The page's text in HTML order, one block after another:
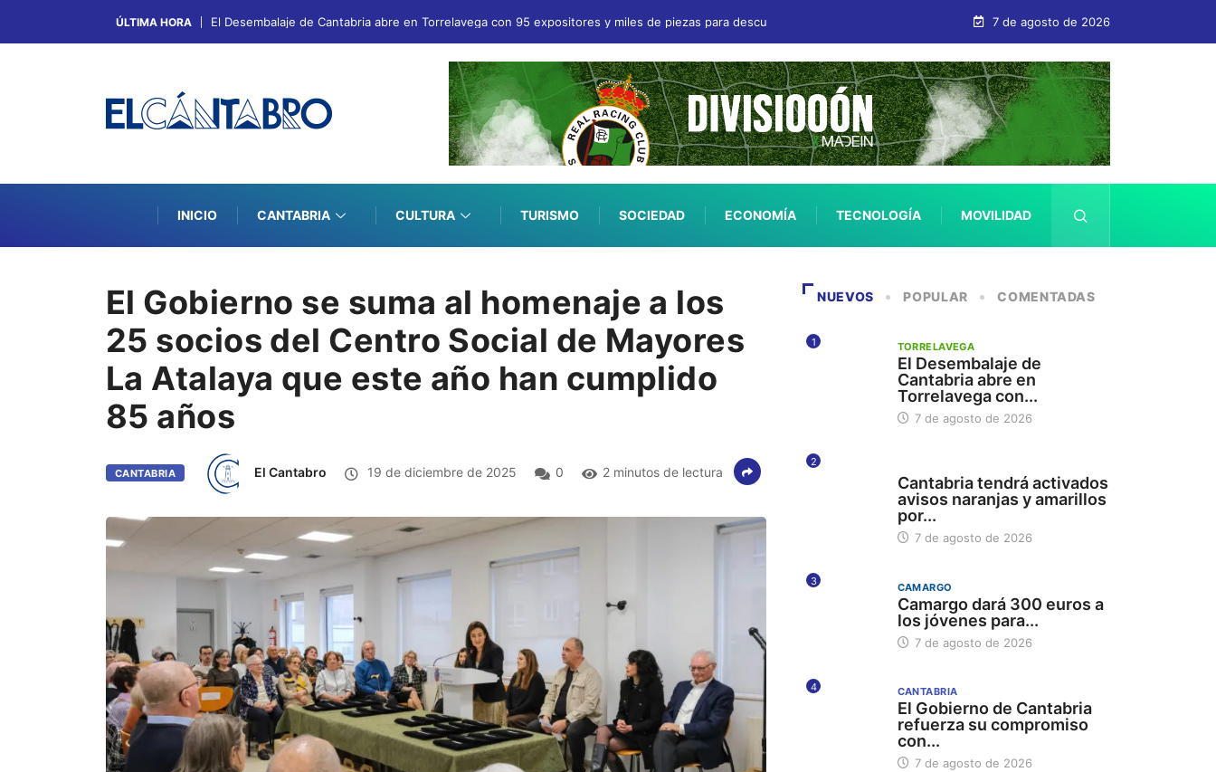
ÚLTIMA HORA El Desembalaje de Cantabria abre en Torrelavega con 95 expositores y miles de piezas para descubrir 7 de agosto de 2026
INICIO CANTABRIA CULTURA TURISMO SOCIEDAD ECONOMÍA TECNOLOGÍA MOVILIDAD
El Gobierno se suma al homenaje a los
25 socios del Centro Social de Mayores
La Atalaya que este año han cumplido
85 años
CANTABRIA El Cantabro 19 de diciembre de 2025 0 2 minutos de lectura
NUEVOS POPULAR COMENTADAS
1 TORRELAVEGA
El Desembalaje de
Cantabria abre en
Torrelavega con...
7 de agosto de 2026
2
Cantabria tendrá activados
avisos naranjas y amarillos
por...
7 de agosto de 2026
3 CAMARGO
Camargo dará 300 euros a
los jóvenes para...
7 de agosto de 2026
4 CANTABRIA
El Gobierno de Cantabria
refuerza su compromiso
con...
7 de agosto de 2026